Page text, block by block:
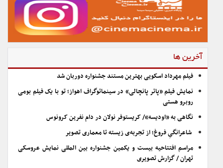
آخرین ها
فیلم مهرداد اسکویی بهترین مستند جشنواره دوربان شد
نمایش فیلم «پاتر پانچالی» در سینماتوگراف اهواز؛ تو با یک فیلم بومی
روبرو هستی
نگاهی به «اودیسه»/ کریستوفر نولان در دام نفرین کرونوس
شاعرانگیِ فروغ؛ از تجربه‌ی زیسته تا معماری تصویر
مراسم افتتاحیه بیست و یکمین جشنواره بین المللی نمایش عروسکی
تهران / گزارش تصویری